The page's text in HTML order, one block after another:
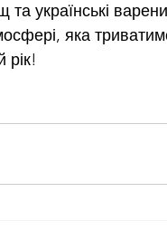
українські
яка